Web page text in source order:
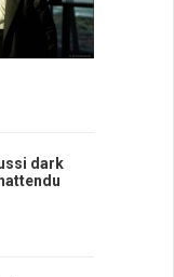
dark